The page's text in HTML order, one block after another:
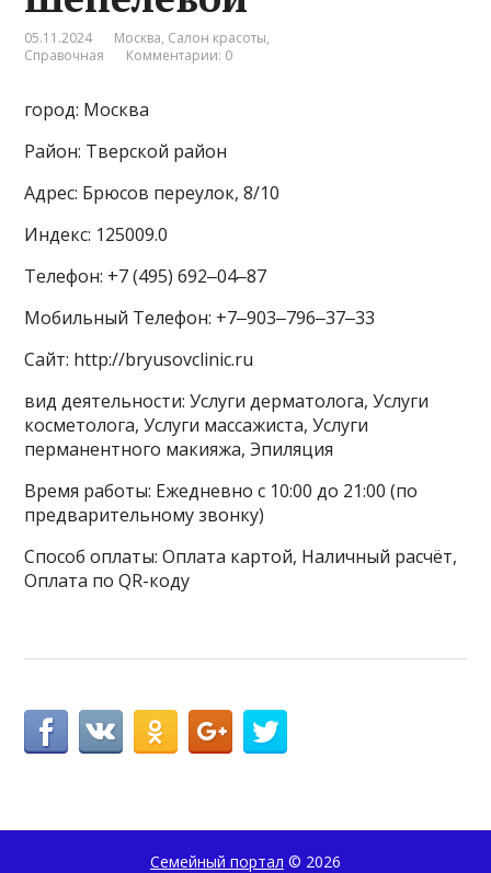
05.11.2024 Москва, Салон красоты,
Справочная
Комментарии: 0
город: Москва
Район: Тверской район
Адрес: Брюсов переулок, 8/10
Индекс: 125009.0
Телефон: +7 (495) 692‒04‒87
Мобильный Телефон: +7‒903‒796‒37‒33
Сайт: http://bryusovclinic.ru
вид деятельности: Услуги дерматолога, Услуги
косметолога, Услуги массажиста, Услуги
перманентного макияжа, Эпиляция
Время работы: Ежедневно с 10:00 до 21:00 (по
предварительному звонку)
Способ оплаты: Оплата картой, Наличный расчёт,
Оплата по QR-коду
Семейный портал © 2026